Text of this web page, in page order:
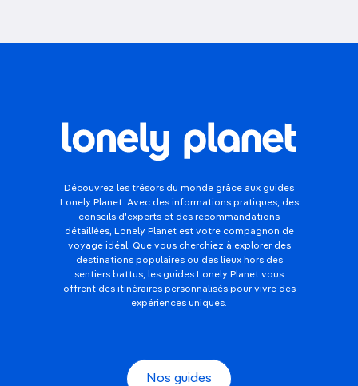
Découvrez les trésors du monde grâce aux guides
Lonely Planet. Avec des informations pratiques, des
conseils d'experts et des recommandations
détaillées, Lonely Planet est votre compagnon de
voyage idéal. Que vous cherchiez à explorer des
destinations populaires ou des lieux hors des
sentiers battus, les guides Lonely Planet vous
offrent des itinéraires personnalisés pour vivre des
expériences uniques.
Nos guides